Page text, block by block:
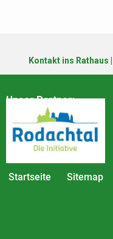
Kontakt ins Rathaus
Unser Partner:
Startseite Sitemap